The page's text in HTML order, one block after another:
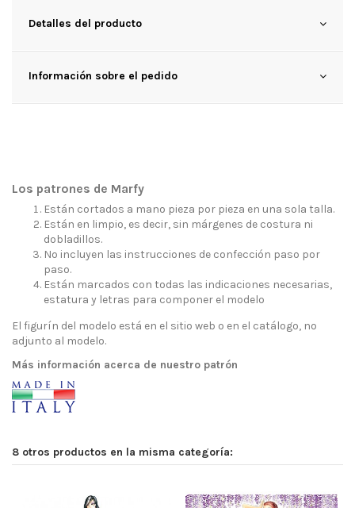
Detalles del producto
Información sobre el pedido
Los patrones de Marfy
Están cortados a mano pieza por pieza en una sola talla.
Están en limpio, es decir, sin márgenes de costura ni
dobladillos.
No incluyen las instrucciones de confección paso por
paso.
Están marcados con todas las indicaciones necesarias,
estatura y letras para componer el modelo
El figurín del modelo está en el sitio web o en el catálogo, no
adjunto al modelo.
Más información acerca de nuestro patrón
8 otros productos en la misma categoría: